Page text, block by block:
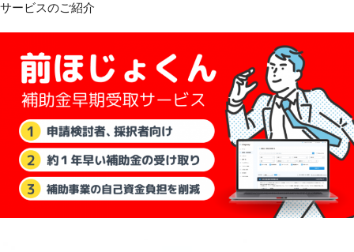
サービスのご紹介